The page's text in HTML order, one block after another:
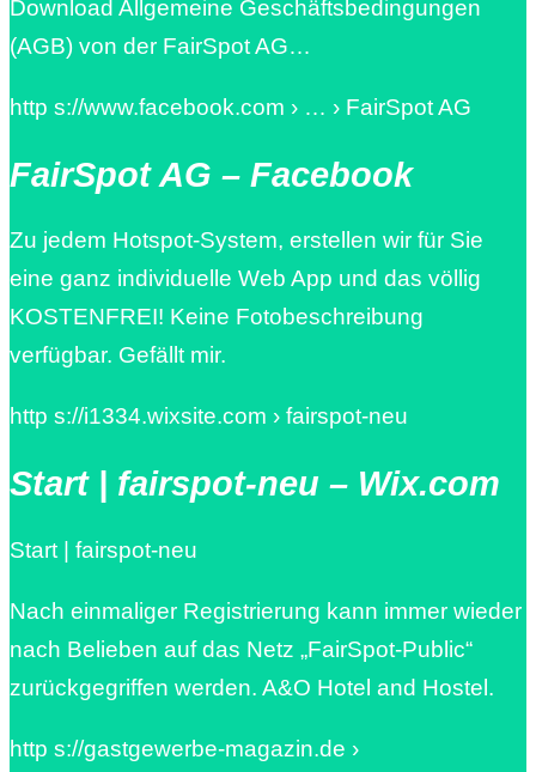
Download Allgemeine Geschäftsbedingungen
(AGB) von der FairSpot AG…
http s://www.facebook.com › … › FairSpot AG
FairSpot AG – Facebook
Zu jedem Hotspot-System, erstellen wir für Sie
eine ganz individuelle Web App und das völlig
KOSTENFREI! Keine Fotobeschreibung
verfügbar. Gefällt mir.
http s://i1334.wixsite.com › fairspot-neu
Start | fairspot-neu – Wix.com
Start | fairspot-neu
Nach einmaliger Registrierung kann immer wieder
nach Belieben auf das Netz „FairSpot-Public“
zurückgegriffen werden. A&O Hotel and Hostel.
http s://gastgewerbe-magazin.de ›